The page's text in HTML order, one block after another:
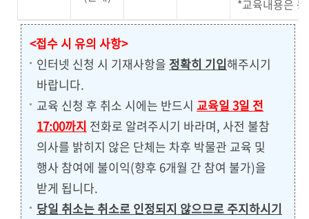
*교육내용은
<접수 시 유의 사항>
인터넷 신청 시 기재사항을 정확히 기입해주시기
바랍니다.
교육 신청 후 취소 시에는 반드시 교육일 3일 전
17:00까지 전화로 알려주시기 바라며, 사전 불참
의사를 밝히지 않은 단체는 차후 박물관 교육 및
행사 참여에 불이익(향후 6개월 간 참여 불가)을
받게 됩니다.
당일 취소는 취소로 인정되지 않으므로 주지하시기